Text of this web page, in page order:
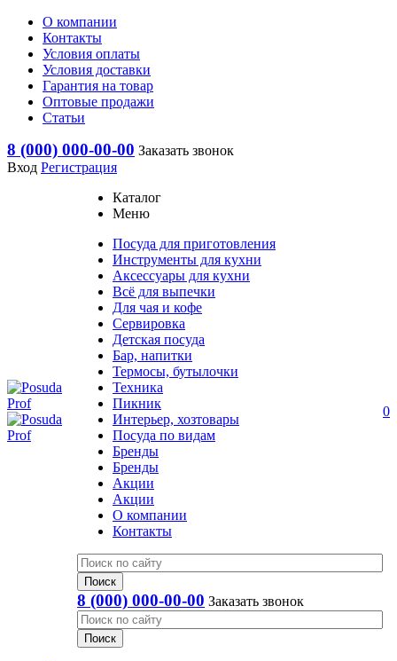
О компании
Контакты
Условия оплаты
Условия доставки
Гарантия на товар
Оптовые продажи
Статьи
8 (000) 000-00-00 Заказать звонок
Вход Регистрация
Каталог
Меню
Посуда для приготовления
Инструменты для кухни
Аксессуары для кухни
Всё для выпечки
Для чая и кофе
Сервировка
Детская посуда
Бар, напитки
Термосы, бутылочки
Техника
Пикник
Интерьер, хозтовары
Посуда по видам
Бренды
Бренды
Акции
Акции
О компании
Контакты
8 (000) 000-00-00 Заказать звонок
0